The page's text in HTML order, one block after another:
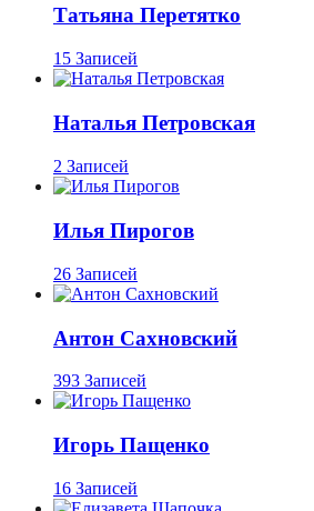
Татьяна Перетятко
15 Записей
Наталья Петровская
2 Записей
Илья Пирогов
26 Записей
Антон Сахновский
393 Записей
Игорь Пащенко
16 Записей